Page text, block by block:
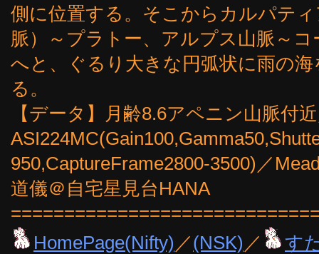
側に位置する。そこからカルパテ
脈）～プラトー、アルプス山脈～
へと、ぐるり大きな円弧状に雨の
る。
【データ】月齢8.6アペニン山脈付
950,CaptureFrame2800-3500)／
道儀＠自宅星見台HANA
HomePage(Nifty) ／(NSK) ／
す